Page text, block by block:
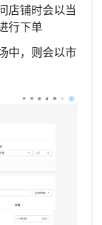
店铺时会以当
行下单
中，则会以市